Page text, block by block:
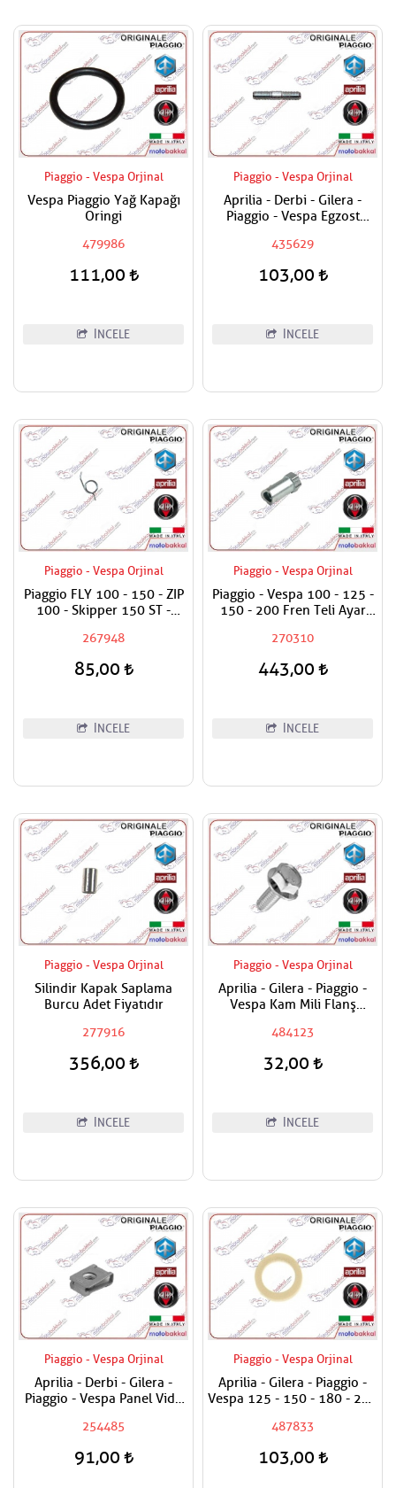
Piaggio - Vespa Orjinal
Vespa Piaggio Yağ Kapağı
Oringi
479986
111,00
İNCELE
Piaggio - Vespa Orjinal
Aprilia - Derbi - Gilera -
Piaggio - Vespa Egzost
Fiyatıdır
435629
103,00
İNCELE
Piaggio - Vespa Orjinal
Piaggio FLY 100 - 150 - ZIP
100 - Skipper 150 ST -
150 ie 3V Fren Kol Yayı
Adet Fiyatıdır
267948
85,00
İNCELE
Piaggio - Vespa Orjinal
Piaggio - Vespa 100 - 125 -
150 - 200 Fren Teli Ayar
270310
443,00
İNCELE
Piaggio - Vespa Orjinal
Silindir Kapak Saplama
Burcu Adet Fiyatıdır
277916
356,00
İNCELE
Piaggio - Vespa Orjinal
Aprilia - Gilera - Piaggio -
Vespa Kam Mili Flanş
484123
32,00
İNCELE
Piaggio - Vespa Orjinal
Aprilia - Derbi - Gilera -
Piaggio - Vespa Panel Vida
254485
91,00
Piaggio - Vespa Orjinal
Aprilia - Gilera - Piaggio -
Vespa 125 - 150 - 180 - 200
Ağırlık Plastiği
487833
103,00